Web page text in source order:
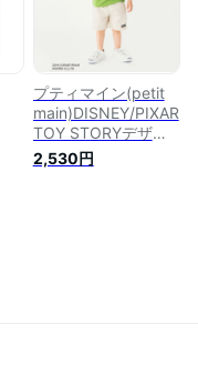
プティマイン(petit
main)DISNEY/PIXAR
TOY STORYデザイ
ン Tシャツ
2,530円